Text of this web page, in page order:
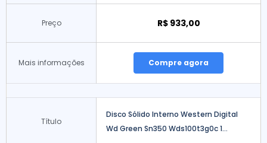
Preço R$ 933,00
Mais informações Compre agora
Título
Disco Sólido Interno Western Digital
Wd Green Sn350 Wds100t3g0c 1...